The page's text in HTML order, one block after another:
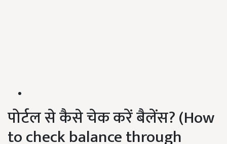
पोर्टल से कैसे चेक करें बैलेंस? (How
to check balance through